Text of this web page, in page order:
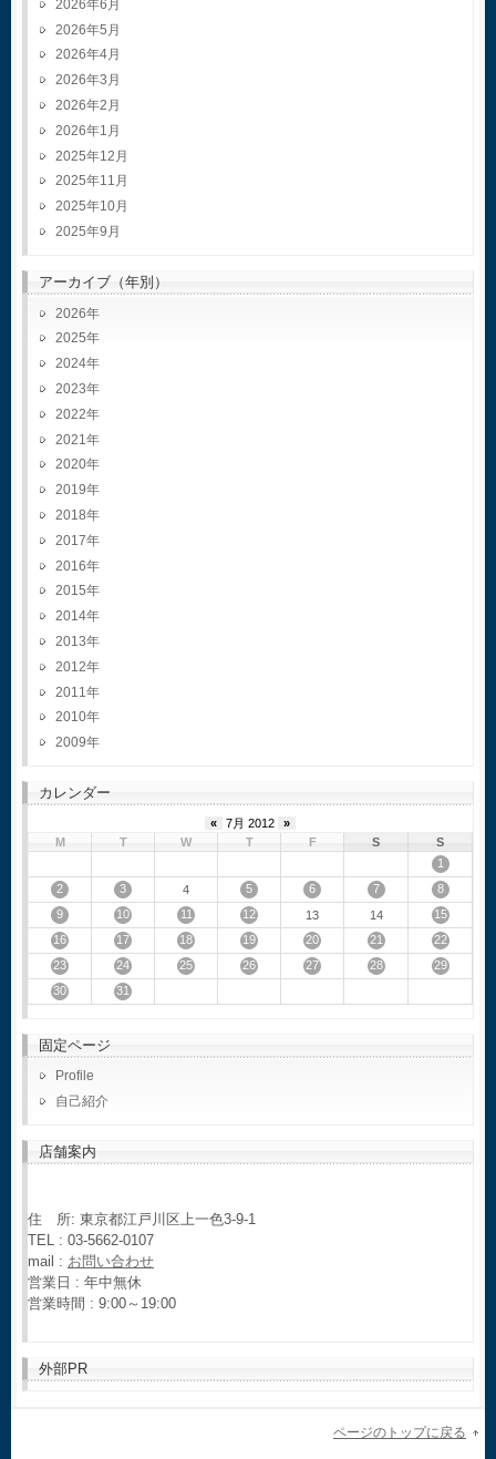
2026年6月
2026年5月
2026年4月
2026年3月
2026年2月
2026年1月
2025年12月
2025年11月
2025年10月
2025年9月
アーカイブ（年別）
2026
2025
2024
2023
2022
2021
2020
2019
2018
2017
2016
2015
2014
2013
2012
2011
2010
2009
カレンダー
« 7月 2012
»
M
T W T F S
S
1
2
3 4 5 6 7
8
9
10 11 12 13 14
15
16
17 18 19 20 21
22
23
24 25 26 27 28
29
30
31
固定ページ
Profile
自己紹介
店舗案内
住 所: 東京都江戸川区上一色3-9-1
TEL : 03-5662-0107
mail : お問い合わせ
営業日 : 年中無休
営業時間 : 9:00～19:00
外部PR
ページのトップに戻る